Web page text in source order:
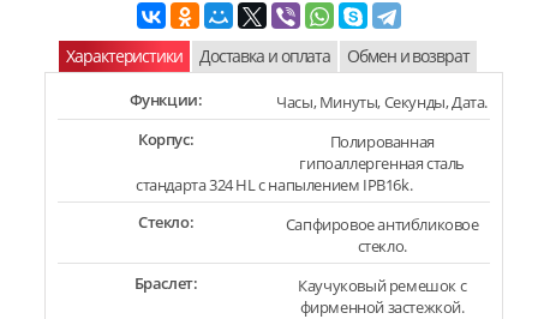
Характеристики Доставка и оплата Обмен и возврат
Функции:
Часы, Минуты, Секунды, Дата.
Корпус:
Полированная
гипоаллергенная сталь
стандарта 324 HL с напылением IPB16k.
Стекло:
Сапфировое антибликовое
стекло.
Браслет:
Каучуковый ремешок с
фирменной застежкой.